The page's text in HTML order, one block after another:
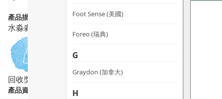
Foot Sense (美國)
Foreo (瑞典)
G
Graydon (加拿大)
H
數
量
產品描述：
水淼淼能控油、減少油光，並收細毛孔。
回收獎賞
產品資料：